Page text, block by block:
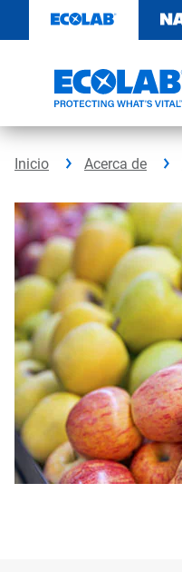
contenido
Inicio Acerca de